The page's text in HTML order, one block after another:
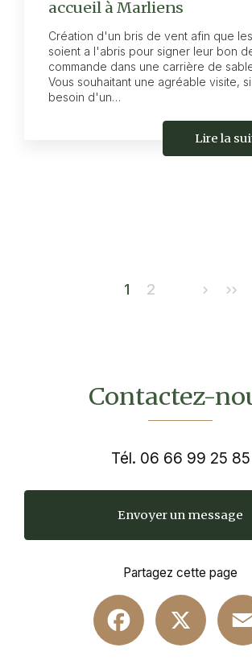
accueil à Marliens
Création d'un bris de vent afin que
soient a l'abris pour signer leur bon
commande dans une carrière de
Vous souhaitant une agréable visite,
besoin d'un…
Lire la
1 2
Contactez-
Tél. 06 66 99 25 85
Envoyer un message
Partagez cette page
Facebook